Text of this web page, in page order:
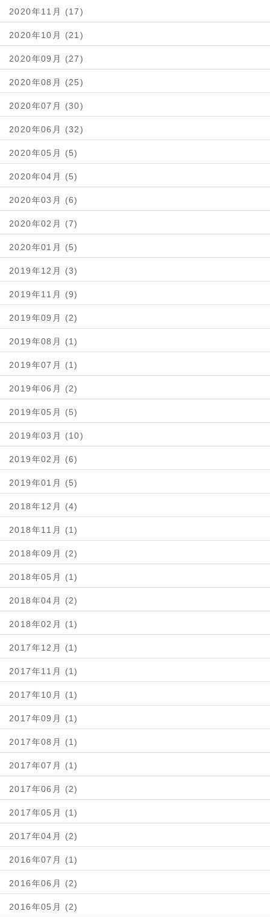
2020年11月 (17)
2020年10月 (21)
2020年09月 (27)
2020年08月 (25)
2020年07月 (30)
2020年06月 (32)
2020年05月 (5)
2020年04月 (5)
2020年03月 (6)
2020年02月 (7)
2020年01月 (5)
2019年12月 (3)
2019年11月 (9)
2019年09月 (2)
2019年08月 (1)
2019年07月 (1)
2019年06月 (2)
2019年05月 (5)
2019年03月 (10)
2019年02月 (6)
2019年01月 (5)
2018年12月 (4)
2018年11月 (1)
2018年09月 (2)
2018年05月 (1)
2018年04月 (2)
2018年02月 (1)
2017年12月 (1)
2017年11月 (1)
2017年10月 (1)
2017年09月 (1)
2017年08月 (1)
2017年07月 (1)
2017年06月 (2)
2017年05月 (1)
2017年04月 (2)
2016年07月 (1)
2016年06月 (2)
2016年05月 (2)